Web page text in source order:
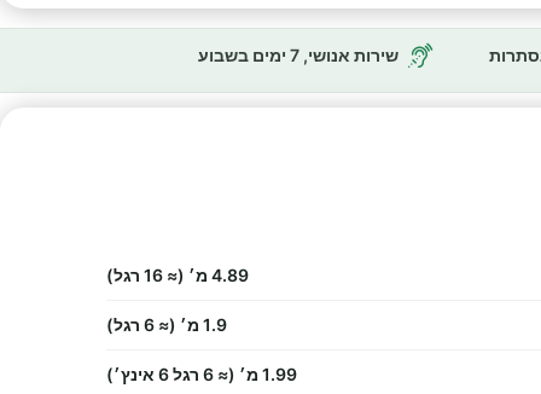
שירות אנושי, 7 ימים בשבוע
4.89 מ׳ (≈ 16 רגל)
1.9 מ׳ (≈ 6 רגל)
1.99 מ׳ (≈ 6 רגל 6 אינץ׳)